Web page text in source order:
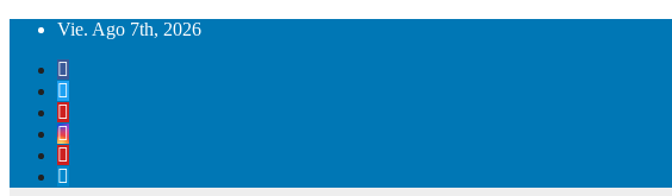
Vie. Ago 7th, 2026